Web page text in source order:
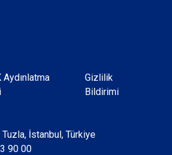
Aydınlatma
Gizlilik
Bildirimi
İstanbul, Türkiye
90 00